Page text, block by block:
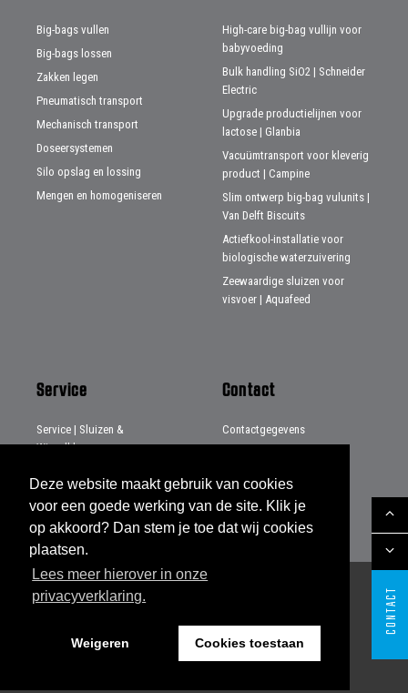
Deze website maakt gebruik van cookies
voor een goede werking van de site. Klik je
op akkoord? Dan stem je toe dat wij cookies
plaatsen.
Lees meer hierover in onze
privacyverklaring.
Weigeren Cookies toestaan
CONTACT
Big-bags vullen
Big-bags lossen
Zakken legen
Pneumatisch transport
Mechanisch transport
Doseersystemen
Silo opslag en lossing
Mengen en homogeniseren
High-care big-bag vullijn voor
babyvoeding
Bulk handling SiO2 | Schneider
Electric
Upgrade productielijnen voor
lactose | Glanbia
Vacuümtransport voor kleverig
product | Campine
Slim ontwerp big-bag vulunits |
Van Delft Biscuits
Actiefkool-installatie voor
biologische waterzuivering
Zeewaardige sluizen voor
visvoer | Aquafeed
Service
Service | Sluizen &
Wisselkleppen
Contact
Contactgegevens
Sitemap
Leveringsvoorwaarden